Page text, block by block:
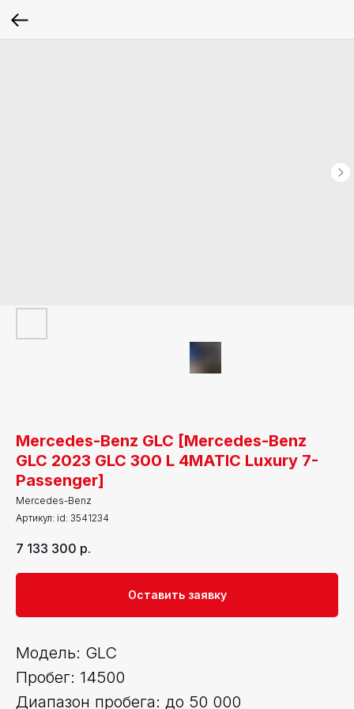
Mercedes-Benz GLC [Mercedes-Benz
GLC 2023 GLC 300 L 4MATIC Luxury 7-
Passenger]
Mercedes-Benz
Артикул: id: 3541234
7 133 300 р.
Оставить заявку
Модель: GLC
Пробег: 14500
Диапазон пробега: до 50 000